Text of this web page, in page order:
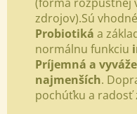
zdrojov).Sú
Probiotiká a
normálnu funkciu
Príjemná a
najmenších.
pochúťku a radosť